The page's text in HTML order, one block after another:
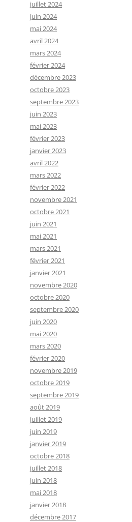
juillet 2024
juin 2024
mai 2024
avril 2024
mars 2024
février 2024
décembre 2023
octobre 2023
septembre 2023
juin 2023
mai 2023
février 2023
janvier 2023
avril 2022
mars 2022
février 2022
novembre 2021
octobre 2021
juin 2021
mai 2021
mars 2021
février 2021
janvier 2021
novembre 2020
octobre 2020
septembre 2020
juin 2020
mai 2020
mars 2020
février 2020
novembre 2019
octobre 2019
septembre 2019
août 2019
juillet 2019
juin 2019
janvier 2019
octobre 2018
juillet 2018
juin 2018
mai 2018
janvier 2018
décembre 2017